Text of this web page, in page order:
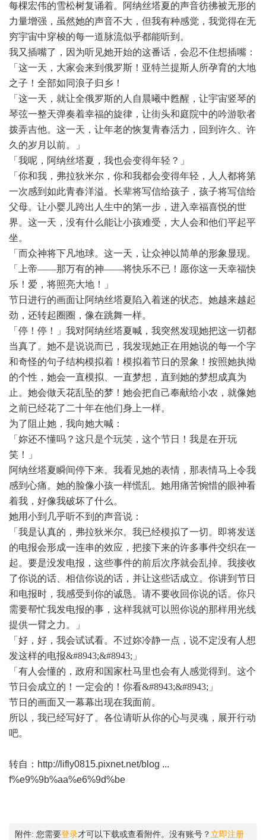
每棵宏伟的雪松树复诵着。阿纳丝塔夏的声音彷彿被无形的
力量增强，虽然她的声音不大，但我有种感觉，我觉得在无
穷宇宙中穿梭的每一道脉流似乎都能听到。
我又插嘴了，因为听见她开始的这番话，会忍不住想插嘴：
「这一天，大家会来到俄罗斯！亚特兰提斯人所孕育的大地
之子！全部如同浪子归乡！
「这一天，就让全俄罗斯的人自晨曦中甦醒，让宇宙竖琴的
琴弦一整天弹奏着幸福的旋律，让街头和庭院中的吟游歌者
拨弄吉他。这一天，让年老的恢复青春活力，回到许久、许
久的岁月以前。」
「我呢，阿纳丝塔夏，我也会变得年轻？」
「你和我，弗拉狄米尔，你和我都会变得年轻，人人都将第
一次感到如此青春洋溢。长辈将写信给孩子，孩子将写信给
父母。让小婴儿跨出人生中的第一步，进入幸福喜悦的世
界。这一天，没有什么能让小孩难受，大人会和他们平起平
坐。
「而众神将下凡地球。这一天，让众神以简单的形象显现。
「上帝——那万有的神——将快乐不已！愿你这一天幸福快
乐！爱，将照亮大地！」
节日进行的画面让阿纳丝塔夏陷入着迷的状态。她越来越起
劲，还转起圈圈，像在跳舞一样。
「停！停！」我对阿纳丝塔夏喊，我突然发现她把这一切都
当真了。她不是说说而已，我发现她正在用她说的每一个字
和奇怪的句子结构模拟着！模拟着节日的景象！按照她执拗
的个性，她会一直模拟、一直梦想，直到她的梦想成真为
止。她会做天花乱坠的梦！她会把自己奉献给小农，就像她
之前已经花了二十年在他们身上一样。
为了阻止她，我向她大喊：
「妳还不懂吗？这只是个玩笑，这个节日！我是在开玩
笑！」
阿纳丝塔夏瞬间停下来。我看见她的表情，那表情马上令我
感到心痛。她的脸像小孩一样慌乱。她用痛苦惋惜的眼神看
着我，好像我破坏了什么。
她用小到几乎听不到的声音说：
「我是认真的，弗拉狄米尔。我已经模拟了一切。即将发送
的电报会形成一连串的效应，把接下来的许多事件交织在一
起。要是没发电报，这些事件的前后次序就会乱掉。我接收
了你说的话、相信你说的话，并让这些话成立。你讲到节日
和电报时，我感受到你的诚恳。请不要收回你说的话。你只
需要帮忙我发电报的事，这样我就可以照你说的那样用光线
提供一臂之力。」
「好，好，我会试试看。不过妳冷静一点，说不定没有人想
发这样的电报&#8943;&#8943;」
「有人会懂的，政府和国家杜马里也会有人感觉得到。这个
节日会成立的！一定会的！你看&#8943;&#8943;」
节日的画面又一幕幕出现在我面前。
所以，我已经写好了。各位请听从你的心与灵魂，展开行动
吧。
转自： http://lifly0815.pixnet.net/blog ...
f%e9%9b%aa%e6%9d%be
附件: 您需要登录才可以下载或查看附件。没有账号？ 立即注册